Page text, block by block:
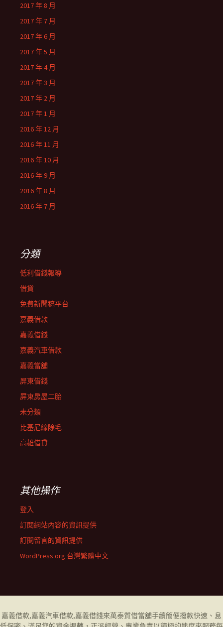
2017 年 8 月
2017 年 7 月
2017 年 6 月
2017 年 5 月
2017 年 4 月
2017 年 3 月
2017 年 2 月
2017 年 1 月
2016 年 12 月
2016 年 11 月
2016 年 10 月
2016 年 9 月
2016 年 8 月
2016 年 7 月
分類
低利借錢報導
借貸
免費新聞稿平台
嘉義借款
嘉義借錢
嘉義汽車借款
嘉義當舖
屏東借錢
屏東房屋二胎
未分類
比基尼線除毛
高雄借貸
其他操作
登入
訂閱網站內容的資訊提供
訂閱留言的資訊提供
WordPress.org 台灣繁體中文
嘉義借款,嘉義汽車借款,嘉義借錢來萬泰質借當舖手續簡便撥款快速、息